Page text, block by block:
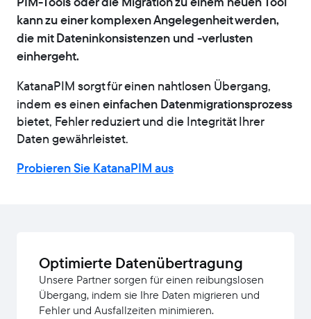
kann zu einer komplexen Angelegenheit werden,
die mit Dateninkonsistenzen und -verlusten
einhergeht.
KatanaPIM sorgt für einen nahtlosen Übergang,
indem es eineneinfachen Datenmigrationsprozess
bietet, Fehler reduziert und die Integrität Ihrer
Daten gewährleistet.
Probieren Sie KatanaPIM aus
Optimierte Datenübertragung
Unsere Partner sorgen für einen reibungslosen
Übergang, indem sie Ihre Daten migrieren und
Fehler und Ausfallzeiten minimieren.